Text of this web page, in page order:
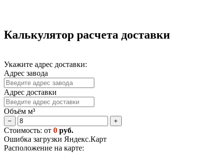
Калькулятор расчета доставки
Укажите адрес доставки:
Адрес завода
Адрес доставки
Объём м³
− +
Стоимость: от 0 руб.
Ошибка загрузки Яндекс.Карт
Расположение на карте: